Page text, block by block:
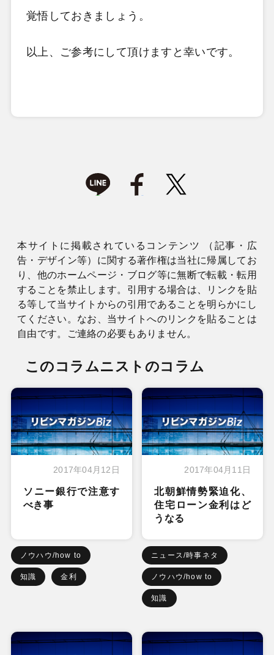
覚悟しておきましょう。
以上、ご参考にして頂けますと幸いです。
本サイトに掲載されているコンテンツ （記事・広
告・デザイン等）に関する著作権は当社に帰属してお
り、他のホームページ・ブログ等に無断で転載・転用
することを禁止します。引用する場合は、リンクを貼
る等して当サイトからの引用であることを明らかにし
てください。なお、当サイトへのリンクを貼ることは
自由です。ご連絡の必要もありません。
このコラムニストのコラム
2017年04月12日
ソニー銀行で注意す
べき事
ノウハウ/how to
知識 金利
2017年04月11日
北朝鮮情勢緊迫化、
住宅ローン金利はど
うなる
ニュース/時事ネタ
ノウハウ/how to
知識